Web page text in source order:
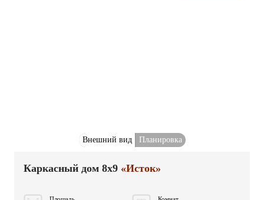
Внешний вид Планировка
Каркасный дом 8x9 «Исток»